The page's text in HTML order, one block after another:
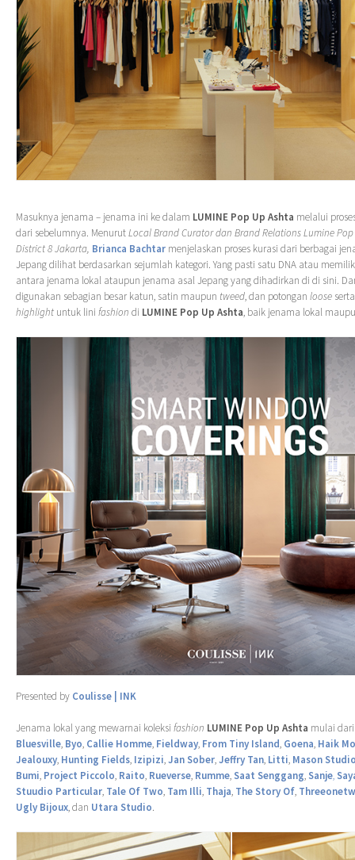
Masuknya jenama – jenama ini ke dalam LUMINE Pop Up Ashta melalui
dari sebelumnya. MenurutLocal Brand Curator dan Brand Relations Lumine Pop
District 8 Jakarta, Brianca Bachtar menjelaskan proses kurasi dari berbagai
Jepang dilihat berdasarkan sejumlah kategori. Yang pasti satu DNA atau
antara jenama lokal ataupun jenama asal Jepang yang dihadirkan di di sini.
digunakan sebagian besar katun, satin maupun tweed, dan potongan loose
highlight untuk lini fashion di LUMINE Pop Up Ashta, baik jenama lokal
Presented by Coulisse | INK
Jenama lokal yang mewarnai koleksi fashion LUMINE Pop Up Ashta mulai
Bluesville, Byo, Callie Homme, Fieldway, From Tiny Island, Goena, Haik
Jealouxy, Hunting Fields, Izipizi,Jan Sober,Jeffry Tan, Litti, Mason
Bumi, Project Piccolo, Raito, Rueverse, Rumme, Saat Senggang, Sanje,
Stuudio Particular, Tale Of Two, Tam Illi, Thaja, The Story Of,
Ugly Bijoux, dan Utara Studio.